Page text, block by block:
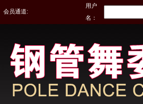
会员通道:
用户
名：